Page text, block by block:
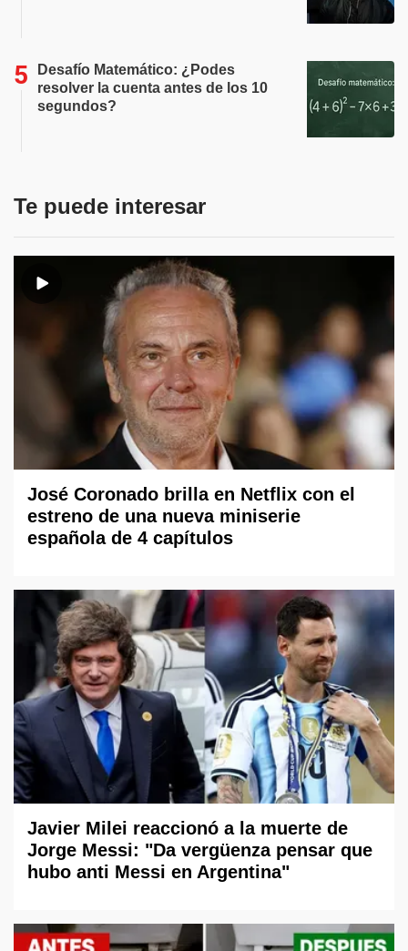
Desafío Matemático: ¿Podes
resolver la cuenta antes de los 10
segundos?
Te puede interesar
José Coronado brilla en Netflix con el
estreno de una nueva miniserie
española de 4 capítulos
Javier Milei reaccionó a la muerte de
Jorge Messi: "Da vergüenza pensar que
hubo anti Messi en Argentina"